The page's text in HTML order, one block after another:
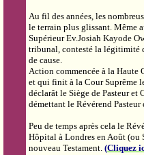
Au fil des années, les
le terrain plus glissant. Même
SupérieurEv.Josiah Kayode
tribunal, contesté la légitimité
de cause.
Action commencée àla Haute
et qui finit àla Cour Suprême
déclarât le Siège de Pasteur et
démettant le Révérend Pasteur
Peu de temps après cela le
Hôpital à Londres en Août (ou
nouveau Testament.(Cliquez